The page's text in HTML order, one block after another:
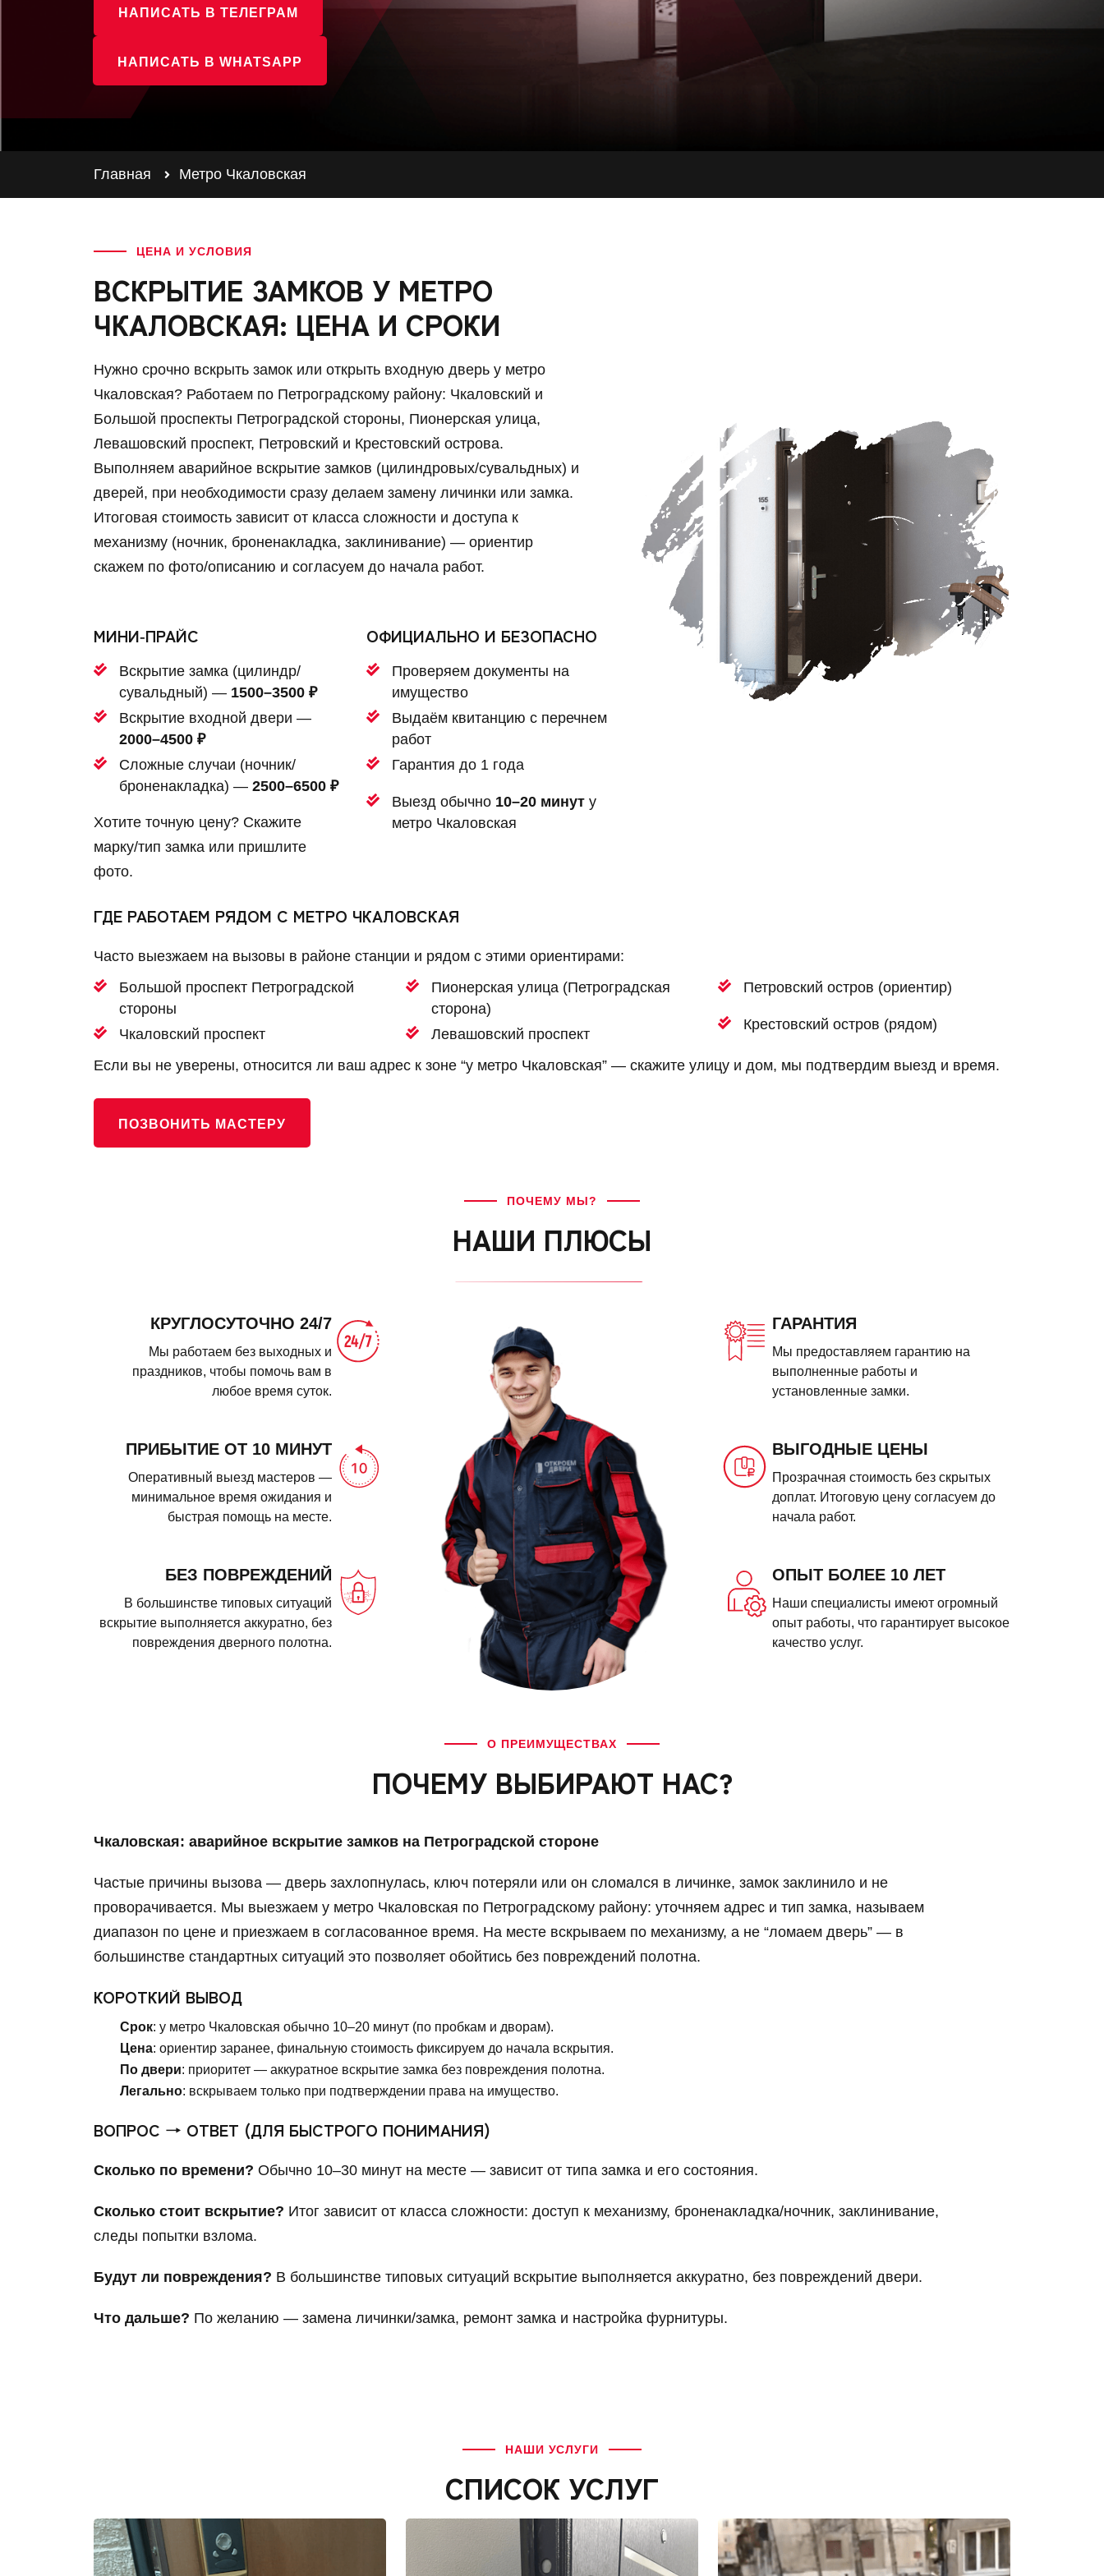
НАПИСАТЬ В ТЕЛЕГРАМ
НАПИСАТЬ В WHATSAPP
Главная Метро Чкаловская
ЦЕНА И УСЛОВИЯ
ВСКРЫТИЕ ЗАМКОВ У МЕТРО
ЧКАЛОВСКАЯ: ЦЕНА И СРОКИ
Нужно срочно вскрыть замок или открыть входную дверь у метро
Чкаловская? Работаем по Петроградскому району: Чкаловский и
Большой проспекты Петроградской стороны, Пионерская улица,
Левашовский проспект, Петровский и Крестовский острова.
Выполняем аварийное вскрытие замков (цилиндровых/сувальдных) и
дверей, при необходимости сразу делаем замену личинки или замка.
Итоговая стоимость зависит от класса сложности и доступа к
механизму (ночник, броненакладка, заклинивание) — ориентир
скажем по фото/описанию и согласуем до начала работ.
МИНИ‑ПРАЙС
Вскрытие замка (цилиндр/
сувальдный) — 1500–3500 ₽
Вскрытие входной двери —
2000–4500 ₽
Сложные случаи (ночник/
броненакладка) —2500–6500 ₽
Хотите точную цену? Скажите
марку/тип замка или пришлите
фото.
ОФИЦИАЛЬНО И БЕЗОПАСНО
Проверяем документы на
имущество
Выдаём квитанцию с перечнем
работ
Гарантия до 1 года
Выезд обычно 10–20 минут у
метро Чкаловская
ГДЕ РАБОТАЕМ РЯДОМ С МЕТРО ЧКАЛОВСКАЯ
Часто выезжаем на вызовы в районе станции и рядом с этими ориентирами:
Большой проспект Петроградской
стороны
Чкаловский проспект
Пионерская улица (Петроградская
сторона)
Левашовский проспект
Петровский остров (ориентир)
Крестовский остров (рядом)
Если вы не уверены, относится ли ваш адрес к зоне “у метро Чкаловская” — скажите улицу и дом, мы подтвердим выезд и время.
ПОЗВОНИТЬ МАСТЕРУ
ПОЧЕМУ МЫ?
НАШИ ПЛЮСЫ
КРУГЛОСУТОЧНО 24/7
Мы работаем без выходных и
праздников, чтобы помочь вам в
любое время суток.
ПРИБЫТИЕ ОТ 10 МИНУТ
Оперативный выезд мастеров —
минимальное время ожидания и
быстрая помощь на месте.
БЕЗ ПОВРЕЖДЕНИЙ
В большинстве типовых ситуаций
вскрытие выполняется аккуратно, без
повреждения дверного полотна.
ГАРАНТИЯ
Мы предоставляем гарантию на
выполненные работы и
установленные замки.
ВЫГОДНЫЕ ЦЕНЫ
Прозрачная стоимость без скрытых
доплат. Итоговую цену согласуем до
начала работ.
ОПЫТ БОЛЕЕ 10 ЛЕТ
Наши специалисты имеют огромный
опыт работы, что гарантирует высокое
качество услуг.
О ПРЕИМУЩЕСТВАХ
ПОЧЕМУ ВЫБИРАЮТ НАС?
Чкаловская: аварийное вскрытие замков на Петроградской стороне
Частые причины вызова — дверь захлопнулась, ключ потеряли или он сломался в личинке, замок заклинило и не
проворачивается. Мы выезжаем у метро Чкаловская по Петроградскому району: уточняем адрес и тип замка, называем
диапазон по цене и приезжаем в согласованное время. На месте вскрываем по механизму, а не “ломаем дверь” — в
большинстве стандартных ситуаций это позволяет обойтись без повреждений полотна.
КОРОТКИЙ ВЫВОД
Срок: у метро Чкаловская обычно 10–20 минут (по пробкам и дворам).
Цена: ориентир заранее, финальную стоимость фиксируем до начала вскрытия.
По двери: приоритет — аккуратное вскрытие замка без повреждения полотна.
Легально: вскрываем только при подтверждении права на имущество.
ВОПРОС → ОТВЕТ (ДЛЯ БЫСТРОГО ПОНИМАНИЯ)
Сколько по времени? Обычно 10–30 минут на месте — зависит от типа замка и его состояния.
Сколько стоит вскрытие? Итог зависит от класса сложности: доступ к механизму, броненакладка/ночник, заклинивание,
следы попытки взлома.
Будут ли повреждения? В большинстве типовых ситуаций вскрытие выполняется аккуратно, без повреждений двери.
Что дальше? По желанию — замена личинки/замка, ремонт замка и настройка фурнитуры.
НАШИ УСЛУГИ
СПИСОК УСЛУГ